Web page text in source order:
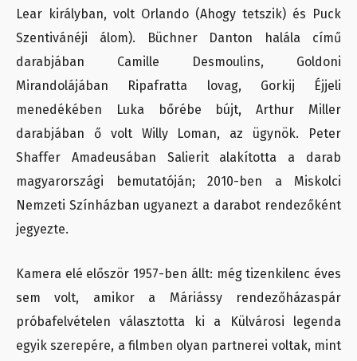
Lear királyban, volt Orlando (Ahogy tetszik) és Puck
Szentivánéji álom). Büchner Danton halála című
darabjában Camille Desmoulins, Goldoni
Mirandolájában Ripafratta lovag, Gorkij Éjjeli
menedékében Luka bőrébe bújt, Arthur Miller
darabjában ő volt Willy Loman, az ügynök. Peter
Shaffer Amadeusában Salierit alakította a darab
magyarországi bemutatóján; 2010-ben a Miskolci
Nemzeti Színházban ugyanezt a darabot rendezőként
jegyezte.
Kamera elé először 1957-ben állt: még tizenkilenc éves
sem volt, amikor a Máriássy rendezőházaspár
próbafelvételen választotta ki a Külvárosi legenda
egyik szerepére, a filmben olyan partnerei voltak, mint